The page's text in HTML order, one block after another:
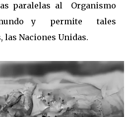
paralelas al Organismo
y permite tales
las Naciones Unidas.